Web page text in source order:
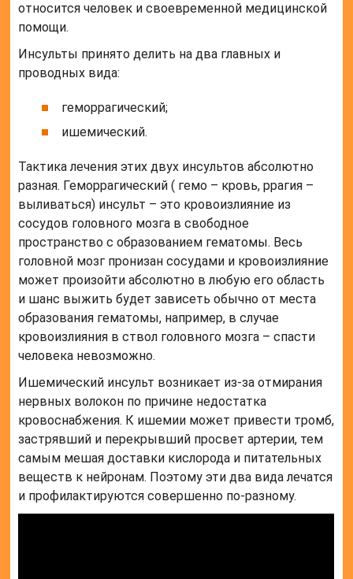
относится человек и своевременной медицинской
помощи.
Инсульты принято делить на два главных и
проводных вида:
геморрагический;
ишемический.
Тактика лечения этих двух инсультов абсолютно
разная. Геморрагический ( гемо – кровь, ррагия –
выливаться) инсульт – это кровоизлияние из
сосудов головного мозга в свободное
пространство с образованием гематомы. Весь
головной мозг пронизан сосудами и кровоизлияние
может произойти абсолютно в любую его область
и шанс выжить будет зависеть обычно от места
образования гематомы, например, в случае
кровоизлияния в ствол головного мозга – спасти
человека невозможно.
Ишемический инсульт возникает из-за отмирания
нервных волокон по причине недостатка
кровоснабжения. К ишемии может привести тромб,
застрявший и перекрывший просвет артерии, тем
самым мешая доставки кислорода и питательных
веществ к нейронам. Поэтому эти два вида лечатся
и профилактируются совершенно по-разному.